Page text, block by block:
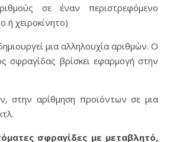
σε έναν περιστρεφόμενο
ή χειροκίνητο)
μια αλληλουχία αριθμών. Ο
σφραγίδας βρίσκει εφαρμογή στην
στην αρίθμηση προϊόντων σε μια
σφραγίδες με μεταβλητό,